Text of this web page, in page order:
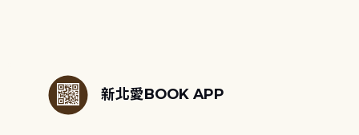
新北愛BOOK APP